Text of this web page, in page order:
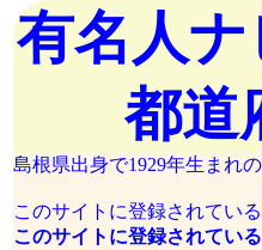
有名人
都道
島根県出身で1929年生まれ
このサイトに登録されてい
このサイトに登録されてい